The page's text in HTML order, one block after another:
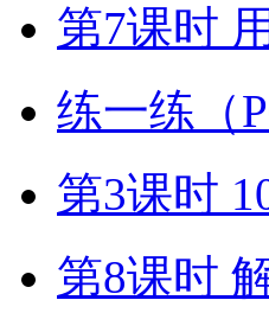
第7课时
练一练（
第3课时
第8课时